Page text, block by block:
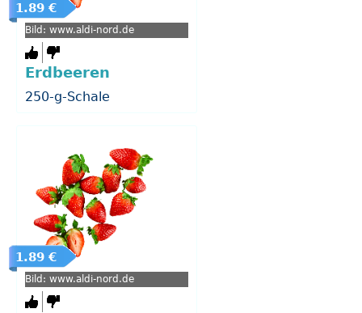
1.89 €
Bild: www.aldi-nord.de
Erdbeeren
250-g-Schale
1.89 €
Bild: www.aldi-nord.de